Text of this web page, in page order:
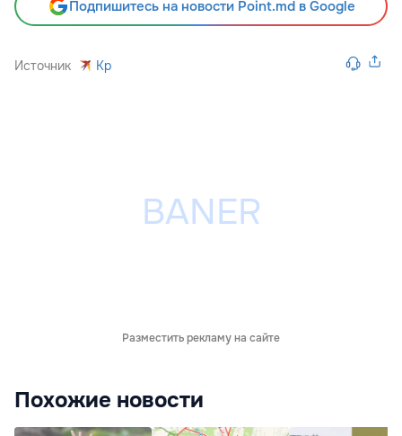
Подпишитесь на новости Point.md в Google
Источник Kp
Разместить рекламу на сайте
Похожие новости